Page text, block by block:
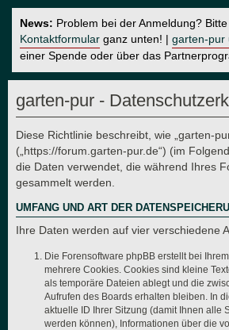
News: Problem bei der Anmeldung?
Kontaktformular ganz unten! | garten-pur
einer Spende oder über das
garten-pur -
Diese Richtlinie beschreibt, wie „garten-
(„https://forum.garten-pur.de“) (im
die Daten verwendet, die während Ihres
gesammelt werden.
UMFANG UND ART DER
Ihre Daten werden auf vier verschiedene
Die Forensoftware phpBB erstellt bei
mehrere Cookies. Cookies sind kleine
als temporäre Dateien ablegt und die
Aufrufen des Boards erhalten bleiben. In
aktuelle ID Ihrer Sitzung (damit Ihnen alle
werden können), Informationen über die